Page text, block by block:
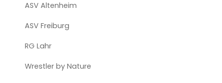
ASV Altenheim
ASV Freiburg
RG Lahr
Wrestler by Nature